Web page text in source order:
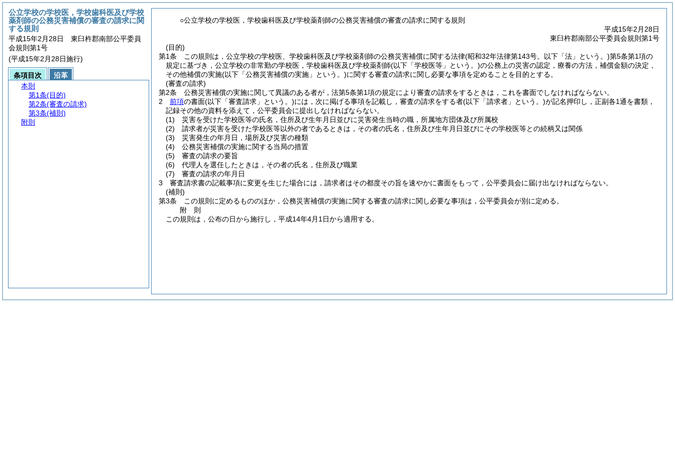
○公立学校の学校医，学校歯科医及び学校薬剤師の公務災害補償の審査の請求に関する規則
平成15年2月28日
東臼杵郡南部公平委員会規則第1号
(目的)
第1条
この規則は，公立学校の学校医、学校歯科医及び学校薬剤師の公務災害補償に関する法律(昭和32年法律第143号。以下「法」という。)第5条第1項の
規定に基づき，公立学校の非常勤の学校医，学校歯科医及び学校薬剤師(以下「学校医等」という。)の公務上の災害の認定，療養の方法，補償金額の決定，
その他補償の実施(以下「公務災害補償の実施」という。)に関する審査の請求に関し必要な事項を定めることを目的とする。
(審査の請求)
第2条
公務災害補償の実施に関して異議のある者が，法第5条第1項の規定により審査の請求をするときは，これを書面でしなければならない。
2
前項の書面(以下「審査請求」という。)には，次に掲げる事項を記載し，審査の請求をする者(以下「請求者」という。)が記名押印し，正副各1通を書類，
記録その他の資料を添えて，公平委員会に提出しなければならない。
(1)
災害を受けた学校医等の氏名，住所及び生年月日並びに災害発生当時の職，所属地方団体及び所属校
(2)
請求者が災害を受けた学校医等以外の者であるときは，その者の氏名，住所及び生年月日並びにその学校医等との続柄又は関係
(3)
災害発生の年月日，場所及び災害の種類
(4)
公務災害補償の実施に関する当局の措置
(5)
審査の請求の要旨
(6)
代理人を選任したときは，その者の氏名，住所及び職業
(7)
審査の請求の年月日
3
審査請求書の記載事項に変更を生じた場合には，請求者はその都度その旨を速やかに書面をもって，公平委員会に届け出なければならない。
(補則)
第3条
この規則に定めるもののほか，公務災害補償の実施に関する審査の請求に関し必要な事項は，公平委員会が別に定める。
附 則
この規則は，公布の日から施行し，平成14年4月1日から適用する。
公立学校の学校医，学校歯科医及び学校
薬剤師の公務災害補償の審査の請求に関
する規則
平成15年2月28日 東臼杵郡南部公平委員
会規則第1号
(平成15年2月28日施行)
条項目次
沿革
本則
第1条(目的)
第2条(審査の請求)
第3条(補則)
附則